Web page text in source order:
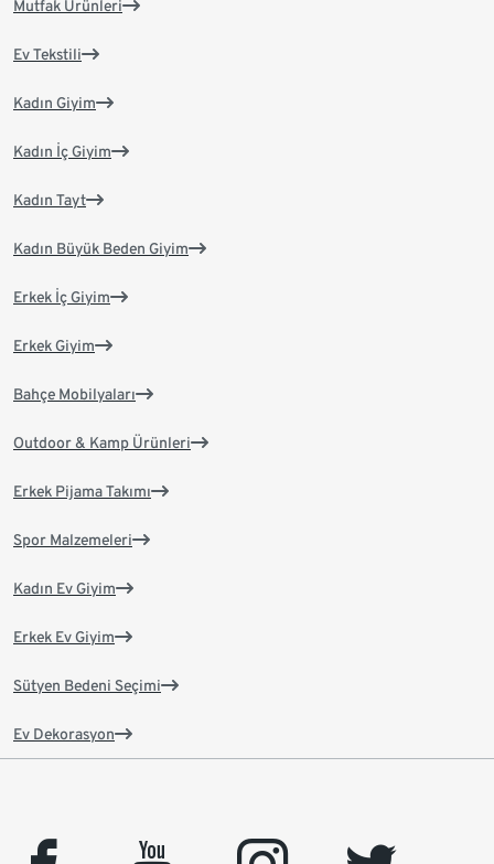
Mutfak Ürünleri
Ev Tekstili
Kadın Giyim
Kadın İç Giyim
Kadın Tayt
Kadın Büyük Beden Giyim
Erkek İç Giyim
Erkek Giyim
Bahçe Mobilyaları
Outdoor & Kamp Ürünleri
Erkek Pijama Takımı
Spor Malzemeleri
Kadın Ev Giyim
Erkek Ev Giyim
Sütyen Bedeni Seçimi
Ev Dekorasyon